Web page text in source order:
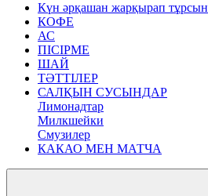
Күн әрқашан жарқырап тұрсын
КОФЕ
АС
ПІСІРМЕ
ШАЙ
ТӘТТІЛЕР
САЛҚЫН СУСЫНДАР
Лимонадтар
Милкшейки
Смузилер
КАКАО МЕН МАТЧА